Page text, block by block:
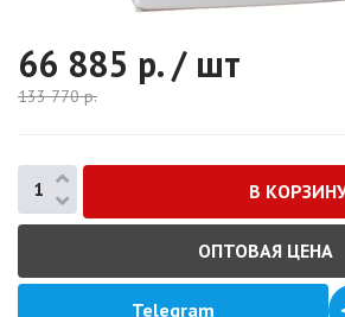
66 885 р. / шт
133 770р.
ОПТОВАЯ ЦЕНА
Telegram